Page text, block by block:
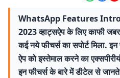
WhatsApp Features
2023 व्हाट्सऐप के लिए काफी
कई नये फीचर्स का सपोर्ट मिला.
ऐप को इस्तेमाल करने का
इन फीचर्स के बारे में डीटेल से